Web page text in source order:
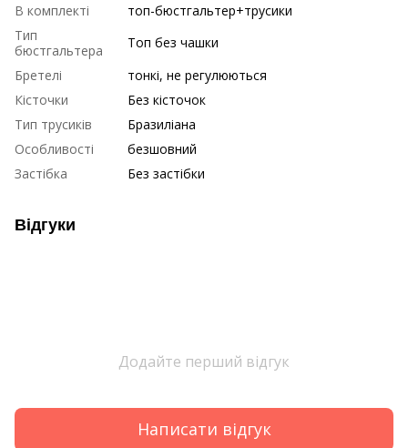
В комплекті
топ-бюстгальтер+трусики
Тип
бюстгальтера
Топ без чашки
Бретелі
тонкі, не регулюються
Кісточки
Без кісточок
Тип трусиків
Бразиліана
Особливості
безшовний
Застібка
Без застібки
Відгуки
Додайте перший відгук
Написати відгук